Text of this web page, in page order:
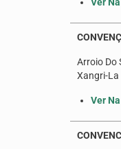
Arroio Do
Xangri-La
Ver